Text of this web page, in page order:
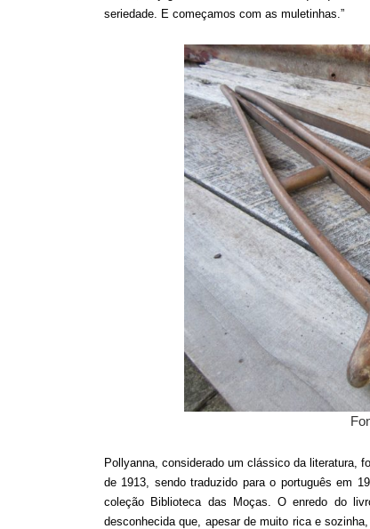
seriedade. E começamos com as muletinhas.”
Pollyanna, considerado um clássico da literatura,
de 1913, sendo traduzido para o português em
coleção Biblioteca das Moças.O enredo do
desconhecida que, apesar de muito rica e